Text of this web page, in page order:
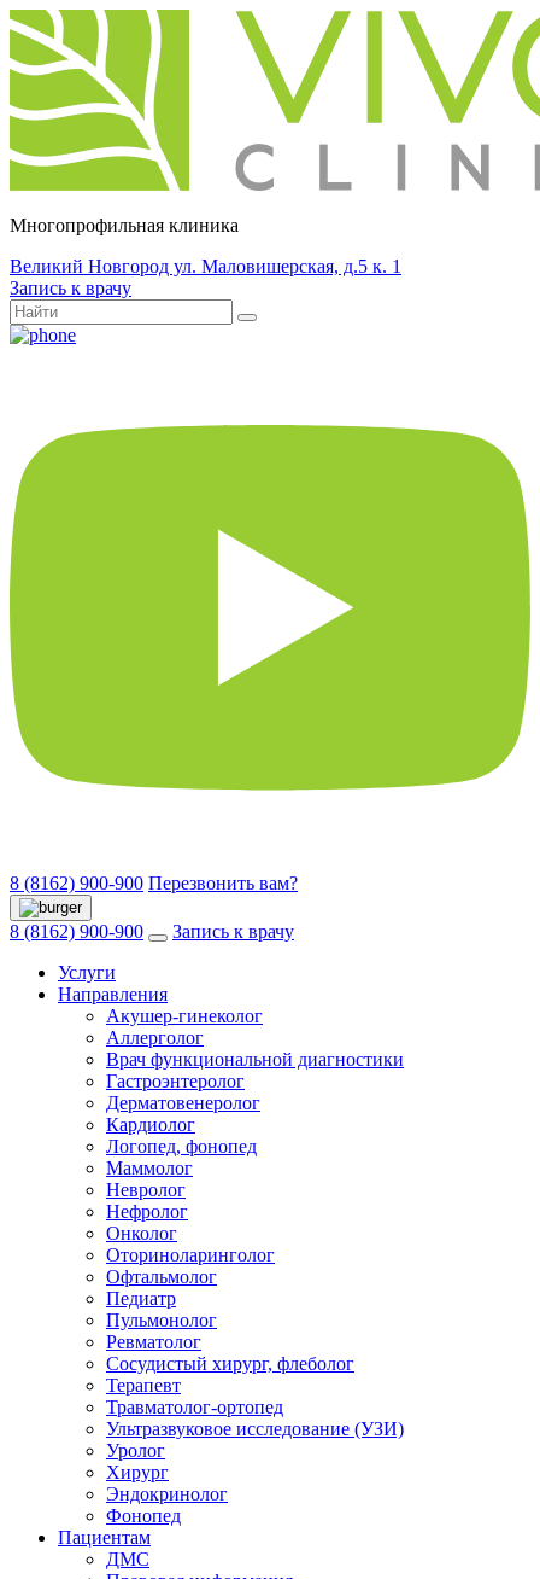
Многопрофильная клиника
Великий Новгород ул. Маловишерская, д.5 к. 1
Запись к врачу
8 (8162) 900-900 Перезвонить вам?
8 (8162) 900-900
Запись к врачу
Услуги
Направления
Акушер-гинеколог
Аллерголог
Врач функциональной диагностики
Гастроэнтеролог
Дерматовенеролог
Кардиолог
Логопед, фонопед
Маммолог
Невролог
Нефролог
Онколог
Оториноларинголог
Офтальмолог
Педиатр
Пульмонолог
Ревматолог
Сосудистый хирург, флеболог
Терапевт
Травматолог-ортопед
Ультразвуковое исследование (УЗИ)
Уролог
Хирург
Эндокринолог
Фонопед
Пациентам
ДМС